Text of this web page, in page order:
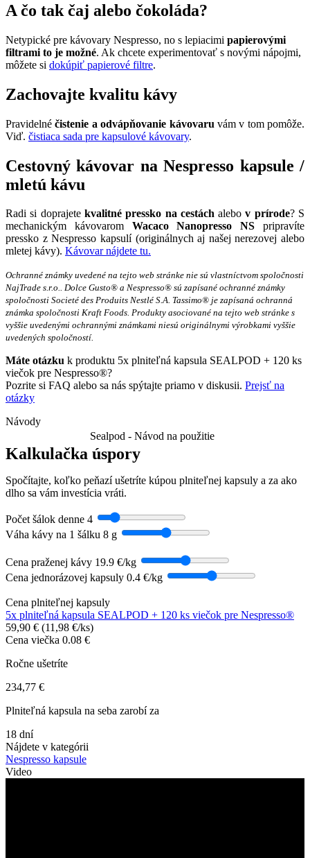
A čo tak čaj alebo čokoláda?
Netypické pre kávovary Nespresso, no s lepiacimi papierovými
filtrami to je možné. Ak chcete experimentovať s novými nápojmi,
môžete si dokúpiť papierové filtre.
Zachovajte kvalitu kávy
Pravidelnéčistenie a odvápňovanie kávovaru vám v tom pomôže.
Viď. čistiaca sada pre kapsulové kávovary.
Cestovný kávovar na Nespresso kapsule /
mletú kávu
Radi si doprajete kvalitné pressko na cestáchalebov prírode? S
mechanickým kávovarom Wacaco Nanopresso NS pripravíte
pressko z Nespresso kapsulí (originálnych aj našej nerezovej alebo
mletej kávy). Kávovar nájdete tu.
Ochranné známky uvedené na tejto web stránke nie sú vlastníctvom spoločnosti
NajTrade s.r.o.. Dolce Gusto® a Nespresso® sú zapísané ochranné známky
spoločnosti Societé des Produits Nestlé S.A. Tassimo® je zapísaná ochranná
známka spoločnosti Kraft Foods. Produkty asociované na tejto web stránke s
vyššie uvedenými ochrannými známkami niesú originálnymi výrobkami vyššie
uvedených spoločností.
Máte otázku k produktu 5x plniteľná kapsula SEALPOD + 120 ks
viečok pre Nespresso®?
Pozrite si FAQ alebo sa nás spýtajte priamo v diskusii. Prejsť na
otázky
Návody
Sealpod - Návod na použitie
Kalkulačka úspory
Spočítajte, koľko peňazí ušetríte kúpou plniteľnej kapsuly a za ako
dlho sa vám investícia vráti.
Počet šálok denne 4
Váha kávy na 1 šálku 8 g
Cena praženej kávy 19.9 €/kg
Cena jednorázovej kapsuly 0.4 €/kg
Cena plniteľnej kapsuly
5x plniteľná kapsula SEALPOD + 120 ks viečok pre Nespresso®
59,90 € (11,98 €/ks)
Cena viečka 0.08 €
Ročne ušetríte
234,77 €
Plniteľná kapsula na seba zarobí za
18 dní
Nájdete v kategórii
Nespresso kapsule
Video